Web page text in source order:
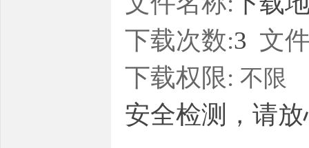
下载次数:3 文
下载权限: 不限
安全检测，请